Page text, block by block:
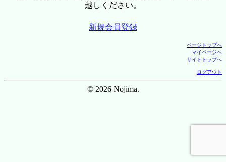
越しください。
新規会員登録
ページトップへ
マイページへ
サイトトップへ
ログアウト
© 2026 Nojima.